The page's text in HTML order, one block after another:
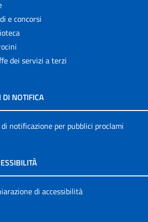
e concorsi
dei servizi a terzi
DI NOTIFICA
notificazione per pubblici proclami
di accessibilità